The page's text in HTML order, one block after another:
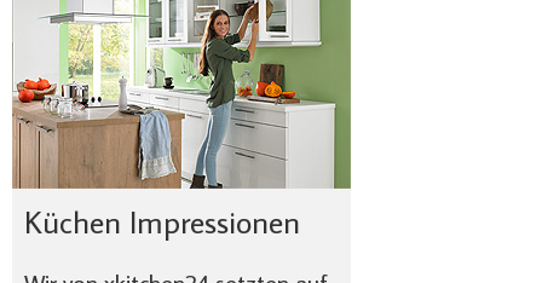
Küchen Impressionen